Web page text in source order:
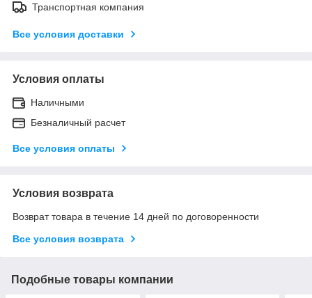
Транспортная компания
Все условия доставки
Условия оплаты
Наличными
Безналичный расчет
Все условия оплаты
Условия возврата
Возврат товара в течение 14 дней по договоренности
Все условия возврата
Подобные товары компании